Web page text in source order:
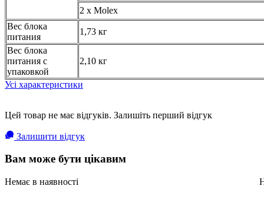
2 x Molex
Вес блока
питания
1,73 кг
Вес блока
питания с
упаковкой
2,10 кг
Усі характеристики
Цей товар не має відгуків. Залишіть перший відгук
Залишити відгук
Вам може бути цікавим
Немає в наявності